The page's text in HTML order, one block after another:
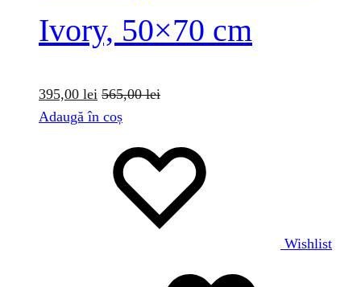
Ivory, 50×70 cm
395,00 lei 565,00lei
Adaugă în coș
Wishlist